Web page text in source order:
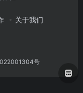
关于我们
号